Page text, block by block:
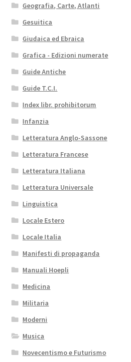
Geografia, Carte, Atlanti
Gesuitica
Giudaica ed Ebraica
Grafica - Edizioni numerate
Guide Antiche
Guide T.C.I.
Index libr. prohibitorum
Infanzia
Letteratura Anglo-Sassone
Letteratura Francese
Letteratura Italiana
Letteratura Universale
Linguistica
Locale Estero
Locale Italia
Manifesti di propaganda
Manuali Hoepli
Medicina
Militaria
Moderni
Musica
Novecentismo e Futurismo